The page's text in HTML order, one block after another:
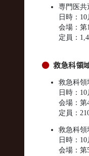
専門医共
日時：
会場：第
定員：
救急科領
救急科領
日時：
会場：第
定員：
救急科領
日時：
会場：第